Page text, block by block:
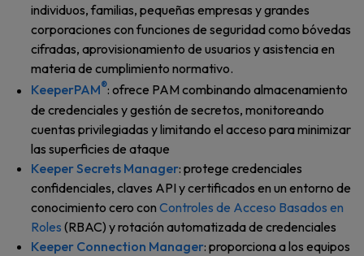
individuos, familias, pequeñas empresas y grandes
corporaciones con funciones de seguridad como bóvedas
cifradas, aprovisionamiento de usuarios y asistencia en
materia de cumplimiento normativo.
KeeperPAM®: ofrece PAM combinando almacenamiento
de credenciales y gestión de secretos, monitoreando
cuentas privilegiadas y limitando el acceso para minimizar
las superficies de ataque
Keeper Secrets Manager: protege credenciales
confidenciales, claves API y certificados en un entorno de
conocimiento cero con Controles de Acceso Basados en
Roles (RBAC) y rotación automatizada de credenciales
Keeper Connection Manager: proporciona a los equipos